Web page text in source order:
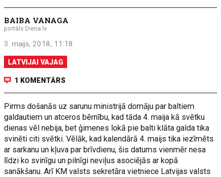
BAIBA VANAGA
portāls Diena.lv
3. maijs, 2018, 11:18
LATVIJAI VAJAG
1 KOMENTĀRS
Pirms došanās uz sarunu ministrijā domāju par baltiem
galdautiem un atceros bērnību, kad tāda 4. maija kā svētku
dienas vēl nebija, bet ģimenes lokā pie balti klāta galda tika
svinēti citi svētki. Vēlāk, kad kalendārā 4. maijs tika iezīmēts
ar sarkanu un kļuva par brīvdienu, šis datums vienmēr nesa
līdzi ko svinīgu un pilnīgi neviļus asociējās ar kopā
sanākšanu. Arī KM valsts sekretāra vietniece Latvijas valsts